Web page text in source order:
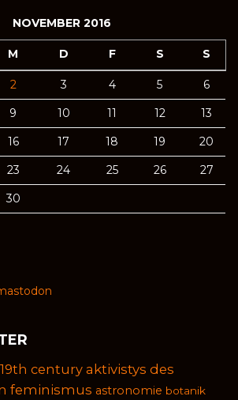
NOVEMBER 2016
M D F S S
2 3 4 5
6
9 10 11 12
13
16 17 18 19
20
23 24 25 26
27
30
19th century aktivistys des
feminismus astronomie botanik